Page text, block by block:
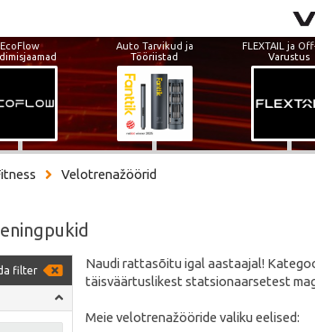
EcoFlow
Auto Tarvikud ja
Tööriistad
FLEXTAIL ja
Varustus
Velotrenažöörid
filter
Naudi rattasõitu igal aastaajal!
täisväärtuslikest statsionaarsetest
Meie velotrenažööride valiku eelised: